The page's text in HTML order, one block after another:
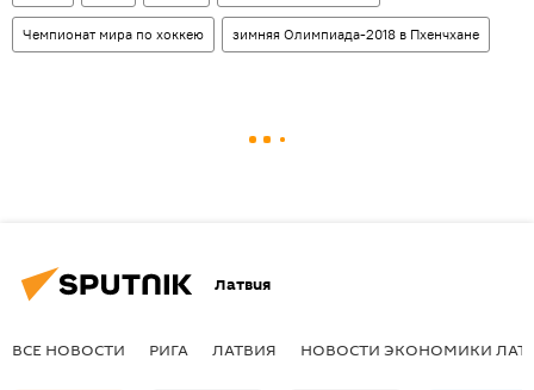
Чемпионат мира по хоккею зимняя Олимпиада-2018 в Пхенчхане
Латвия
ВСЕ НОВОСТИ РИГА ЛАТВИЯ НОВОСТИ ЭКОНОМИКИ